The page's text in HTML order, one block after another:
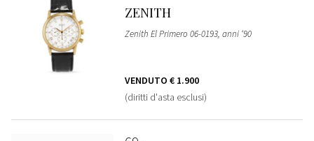
ZENITH
Zenith El Primero 06-0193, anni ‘90
VENDUTO € 1.900
(diritti d'asta esclusi)